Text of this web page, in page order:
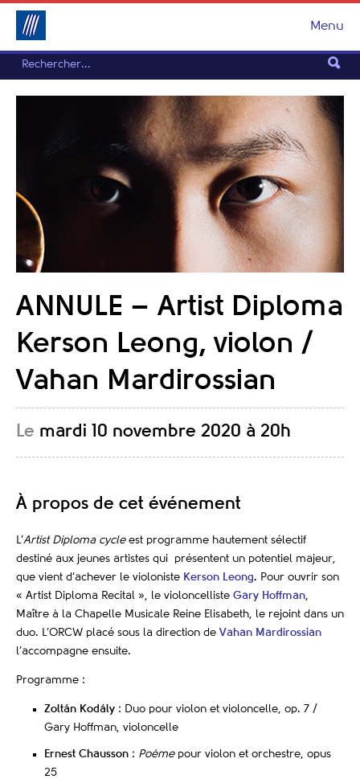
Menu
ANNULE – Artist Diploma
Kerson Leong, violon /
Vahan Mardirossian
Le mardi 10 novembre 2020 à 20h
À propos de cet événement
L’Artist Diploma cycleest programme hautement sélectif
destiné aux jeunes artistes qui présentent un potentiel majeur,
que vient d’achever le violoniste Kerson Leong. Pour ouvrir son
« Artist Diploma Recital », le violoncelliste Gary Hoffman,
Maître à la Chapelle Musicale Reine Elisabeth, le rejoint dans un
duo. L’ORCW placé sous la direction de Vahan Mardirossian
l’accompagne ensuite.
Programme :
Zoltán Kodály : Duo pour violon et violoncelle, op. 7 /
Gary Hoffman, violoncelle
Ernest Chausson : Poèmepour violon et orchestre, opus
25